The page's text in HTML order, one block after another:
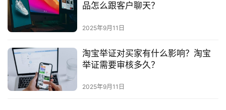
品怎么跟客户聊天？
2025年9月11日
淘宝举证对买家有什么影响？淘宝
举证需要审核多久？
2025年9月11日